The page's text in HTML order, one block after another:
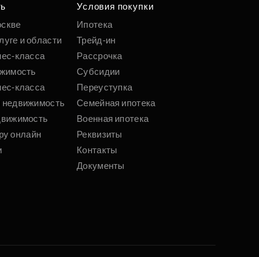
и области
класса
класса
онлайн
Условия покупки
Ипотека
Трейд-ин
Рассрочка
Субсидии
Переуступка
Семейная ипотека
Военная ипотека
Реквизиты
Контакты
Документы